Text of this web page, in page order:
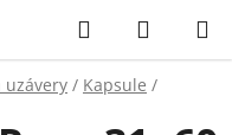
Hľadať
KOŠÍK
uzávery / Kapsule /